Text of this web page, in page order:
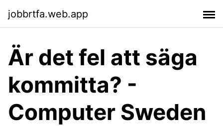
jobbrtfa.web.app
Är det fel att säga
kommitta? -
Computer Sweden